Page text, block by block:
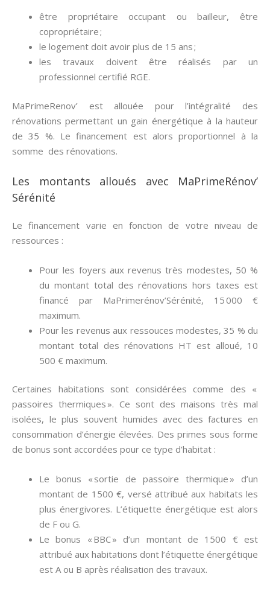
être propriétaire occupant ou bailleur, être
copropriétaire ;
le logement doit avoir plus de 15 ans ;
les travaux doivent être réalisés par un
professionnel certifié RGE.
MaPrimeRenov’ est allouée pour l’intégralité des
rénovations permettant un gain énergétique à la hauteur
de 35 %. Le financement est alors proportionnel à la
somme des rénovations.
Les montants alloués avec MaPrimeRénov’
Sérénité
Le financement varie en fonction de votre niveau de
ressources :
Pour les foyers aux revenus très modestes, 50 %
du montant total des rénovations hors taxes est
financé par MaPrimerénov’Sérénité, 15 000 €
maximum.
Pour les revenus aux ressouces modestes, 35 % du
montant total des rénovations HT est alloué, 10
500 € maximum.
Certaines habitations sont considérées comme des «
passoires thermiques ». Ce sont des maisons très mal
isolées, le plus souvent humides avec des factures en
consommation d’énergie élevées. Des primes sous forme
de bonus sont accordées pour ce type d’habitat :
Le bonus « sortie de passoire thermique » d’un
montant de 1500 €, versé attribué aux habitats les
plus énergivores. L’étiquette énergétique est alors
de F ou G.
Le bonus « BBC » d’un montant de 1500 € est
attribué aux habitations dont l’étiquette énergétique
est A ou B après réalisation des travaux.